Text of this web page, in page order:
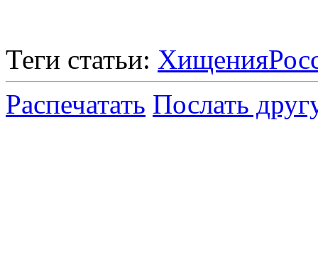
Теги статьи: Хищения
Распечатать Послать